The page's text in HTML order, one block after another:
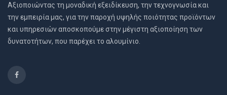
Αξιοποιώντας τη μοναδική εξειδίκευση, την τεχνογνωσία και
την εμπειρία μας, για την παροχή υψηλής ποιότητας προϊόντων
και υπηρεσιών αποσκοπούμε στην μέγιστη αξιοποίηση των
δυνατοτήτων, που παρέχει το αλουμίνιο.